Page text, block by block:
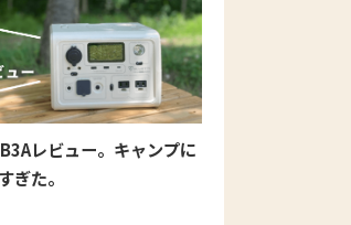
レビュー。キャンプに
ぎた。